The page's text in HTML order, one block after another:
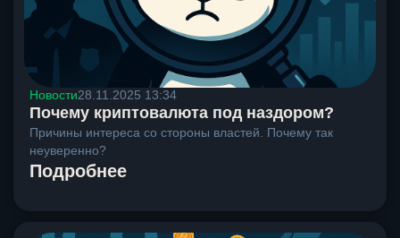
Новости28.11.2025 13:34
Почему криптовалюта под наздором?
Причины интереса со стороны властей. Почему так
неуверенно?
Подробнее